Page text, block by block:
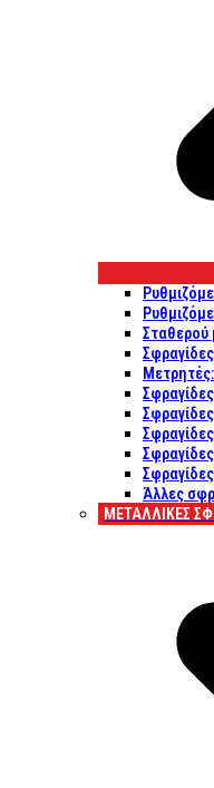
Σταθερού
Άλλες
ΜΕΤΑΛΛΙΚΕΣ